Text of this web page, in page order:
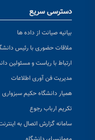
دسترسی سریع
بیانیه صیانت از داده ها
ملاقات حضوری با رئیس
ارتباط با ریاست و مسئولین
مدیریت فن آوری اطلاعات
همیار دانشگاه حکیم سبزواری
تکریم ارباب رجوع
سامانه گزارش اتصال به